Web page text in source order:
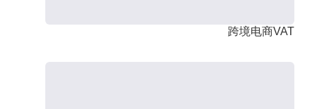
跨境电商VAT